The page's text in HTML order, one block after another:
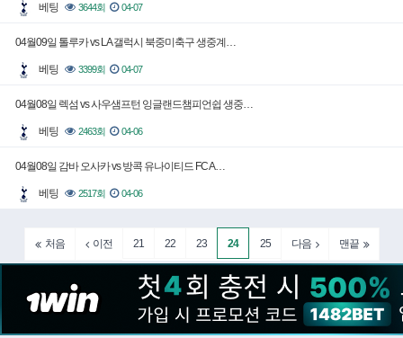
베팅 3644회 04-07
04월09일 톨루카 vs LA 갤럭시 북중미축구 생중계…
베팅 3399회 04-07
04월08일 렉섬 vs 사우샘프턴 잉글랜드챔피언쉽 생중…
베팅 2463회 04-06
04월08일 감바 오사카 vs 방콕 유나이티드 FC A…
베팅 2517회 04-06
처음 이전 21 22 23 24 25 다음 맨끝